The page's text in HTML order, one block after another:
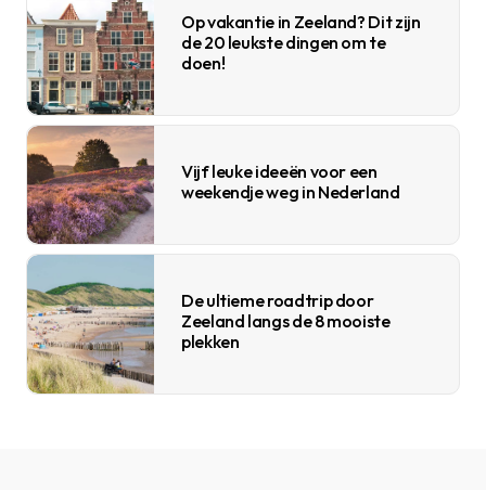
Op vakantie in Zeeland? Dit zijn
de 20 leukste dingen om te
doen!
Vijf leuke ideeën voor een
weekendje weg in Nederland
De ultieme roadtrip door
Zeeland langs de 8 mooiste
plekken